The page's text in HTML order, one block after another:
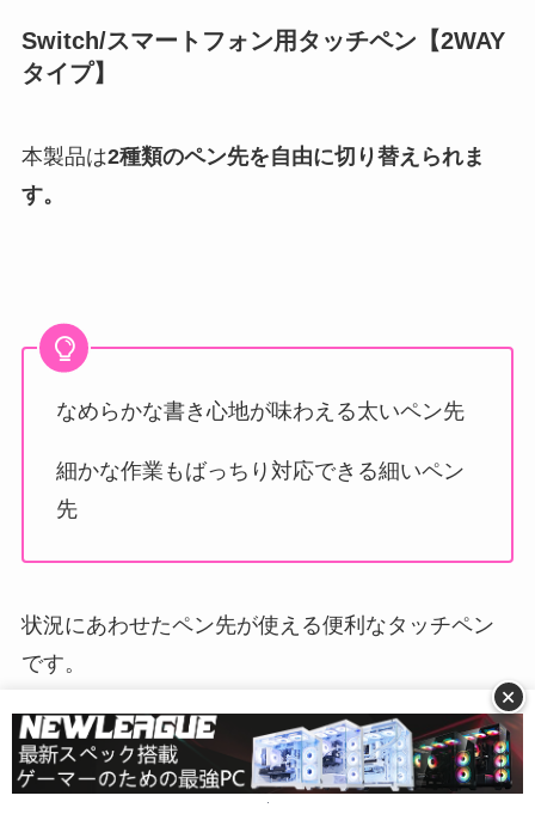
Switch/スマートフォン用タッチペン【2WAY
タイプ】
本製品は2種類のペン先を自由に切り替えられま
す。
なめらかな書き心地が味わえる太いペン先
細かな作業もばっちり対応できる細いペン
先
状況にあわせたペン先が使える便利なタッチペン
です。
+